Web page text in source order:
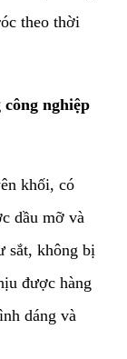
theo thời
nghiệp
khối, có
dầu mỡ và
sắt, không bị
được hàng
dáng và